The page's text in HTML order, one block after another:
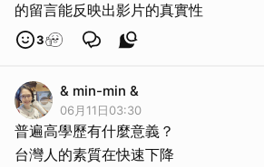
的留言能反映出影片的真實性
3
& min-min &
06月11日03:30
普遍高學歷有什麼意義？
台灣人的素質在快速下降